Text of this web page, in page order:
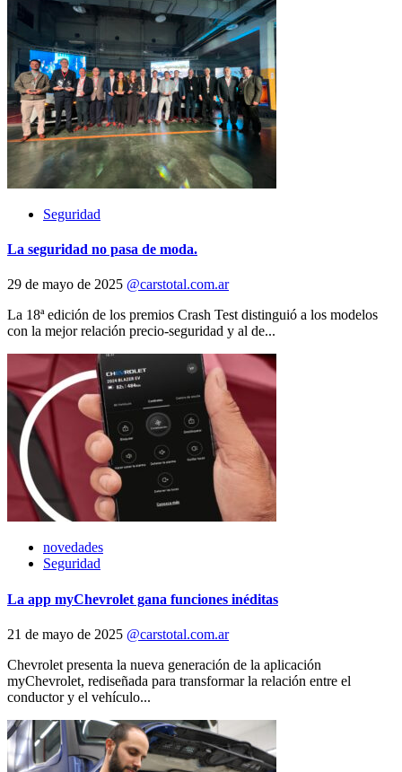
Seguridad
La seguridad no pasa de moda.
29 de mayo de 2025 @carstotal.com.ar
La 18ª edición de los premios Crash Test distinguió a los modelos
con la mejor relación precio-seguridad y al de...
novedades
Seguridad
La app myChevrolet gana funciones inéditas
21 de mayo de 2025 @carstotal.com.ar
Chevrolet presenta la nueva generación de la aplicación
myChevrolet, rediseñada para transformar la relación entre el
conductor y el vehículo...